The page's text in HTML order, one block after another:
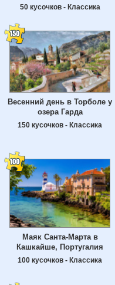
50 кусочков - Классика
Весенний день в Торболе у
озера Гарда
150 кусочков - Классика
Маяк Санта-Марта в
Кашкайше, Португалия
100 кусочков - Классика